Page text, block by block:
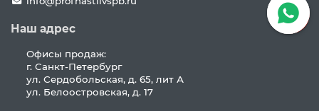
Наш адрес
Офисы продаж:
г. Санкт-Петербург
ул. Сердобольская, д. 65, лит А
ул. Белоостровская, д. 17